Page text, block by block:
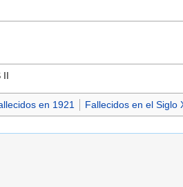
II
en 1921 Fallecidos en el Siglo